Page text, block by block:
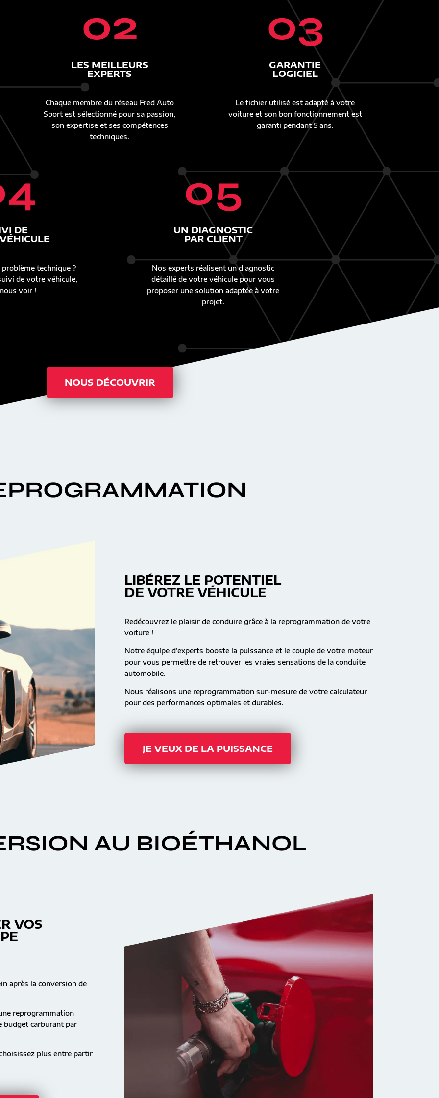
02
LES MEILLEURS
EXPERTS
Chaque membre du réseau Fred Auto
Sport est sélectionné pour sa passion,
son expertise et ses compétences
techniques.
03
GARANTIE
LOGICIEL
Le fichier utilisé est adapté à votre
voiture et son bon fonctionnement est
garanti pendant 5 ans.
DE
technique ?
de votre véhicule,
voir !
05
UN DIAGNOSTIC
PAR CLIENT
Nos experts réalisent un diagnostic
détaillé de votre véhicule pour vous
proposer une solution adaptée à votre
projet.
NOUS DÉCOUVRIR
LIBÉREZ LE POTENTIEL
DE VOTRE VÉHICULE
Redécouvrez le plaisir de conduire grâce à la reprogrammation de votre
voiture !
Notre équipe d’experts booste la puissance et le couple de votre moteur
pour vous permettre de retrouver les vraies sensations de la conduite
automobile.
Nous réalisons une reprogrammation sur-mesure de votre calculateur
pour des performances optimales et durables.
JE VEUX DE LA PUISSANCE
AU BIOÉTHANOL
VOS
après la conversion de
reprogrammation
budget carburant par
plus entre partir